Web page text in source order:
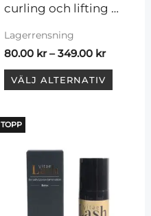
curling och lifting
Lagerrensning
80.00 kr – 349.00 kr
VÄLJ ALTERNATIV
TOPP